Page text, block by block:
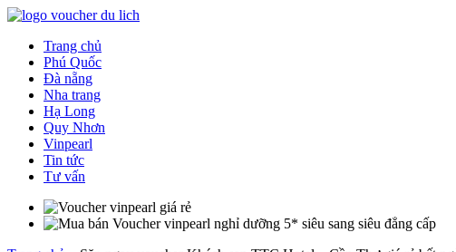
Trang chủ
Phú Quốc
Đà nẵng
Nha trang
Hạ Long
Quy Nhơn
Vinpearl
Tin tức
Tư vấn